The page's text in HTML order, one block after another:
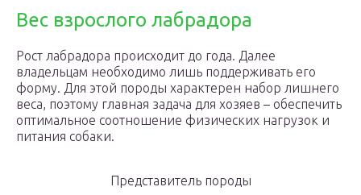
Вес взрослого лабрадора
Рост лабрадора происходит до года. Далее
владельцам необходимо лишь поддерживать его
форму. Для этой породы характерен набор лишнего
веса, поэтому главная задача для хозяев – обеспечить
оптимальное соотношение физических нагрузок и
питания собаки.
Представитель породы